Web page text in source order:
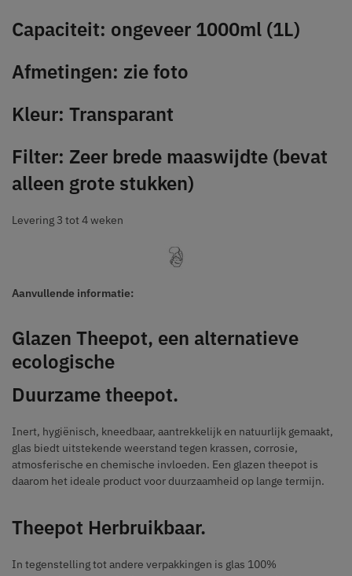
Capaciteit: ongeveer 1000ml (1L)
Afmetingen: zie foto
Kleur: Transparant
Filter: Zeer brede maaswijdte (bevat
alleen grote stukken)
Levering 3 tot 4 weken
Aanvullende informatie:
Glazen Theepot, een alternatieve
ecologische
Duurzame theepot.
Inert, hygiënisch, kneedbaar, aantrekkelijk en natuurlijk gemaakt,
glas biedt uitstekende weerstand tegen krassen, corrosie,
atmosferische en chemische invloeden. Een glazen theepot is
daarom het ideale product voor duurzaamheid op lange termijn.
Theepot Herbruikbaar.
In tegenstelling tot andere verpakkingen is glas 100%